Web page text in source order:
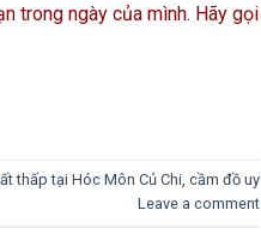
trong ngày của mình. Hãy gọi
thấp tại Hóc Môn Củ Chi, cầm đồ uy
Leave a comment